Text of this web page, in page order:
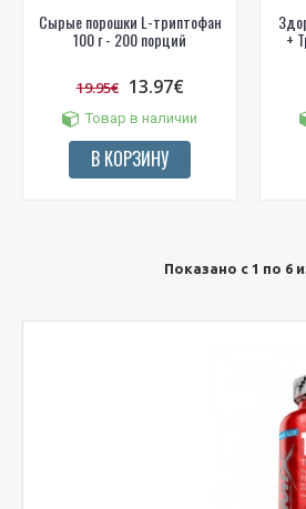
Сырые порошки L-триптофан
100 г - 200 порций
19.95€ 13.97€
Товар в наличии
В КОРЗИНУ
+
Показано с 1 по 6